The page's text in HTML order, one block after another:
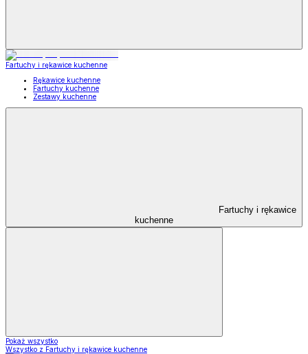
Fartuchy i rękawice kuchenne
Rękawice kuchenne
Fartuchy kuchenne
Zestawy kuchenne
Fartuchy i rękawice
kuchenne
Pokaż wszystko
Wszystko z Fartuchy i rękawice kuchenne